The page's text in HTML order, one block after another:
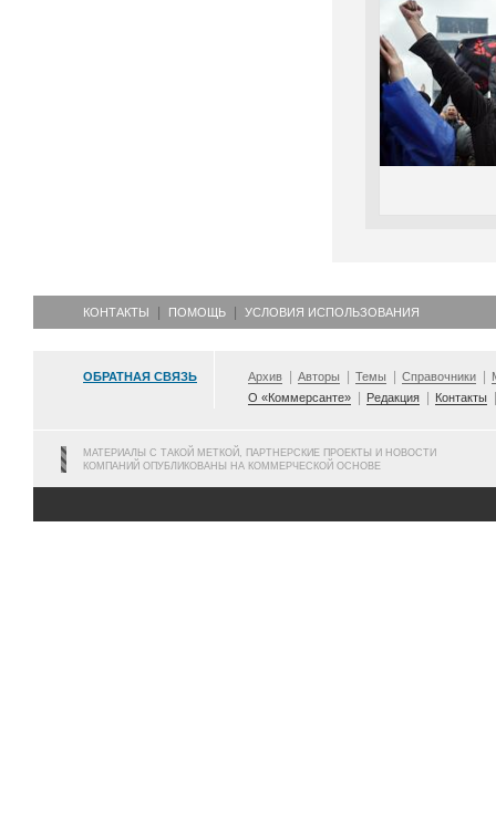
КОНТАКТЫ ПОМОЩЬ УСЛОВИЯ ИСПОЛЬЗОВАНИЯ
ОБРАТНАЯ СВЯЗЬ Архив Авторы Темы Справочники
О «Коммерсанте»
Редакция Контакты
МАТЕРИАЛЫ С ТАКОЙ МЕТКОЙ, ПАРТНЕРСКИЕ ПРОЕКТЫ И НОВОСТИ
КОМПАНИЙ ОПУБЛИКОВАНЫ НА КОММЕРЧЕСКОЙ ОСНОВЕ